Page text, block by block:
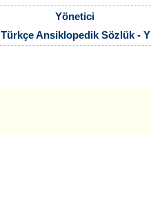
Yönetici
Türkçe Ansiklopedik Sözlük - Y